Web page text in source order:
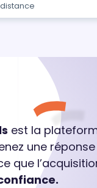
distance
est la
une
que